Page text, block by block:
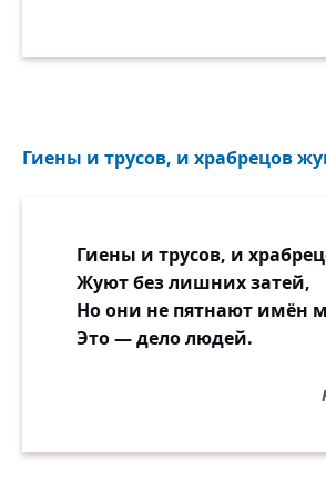
Гиены и трусов, и храбрецов
Гиены и трусов, и
Жуют без лишних затей,
Но они не пятнают имён
Это — дело людей.